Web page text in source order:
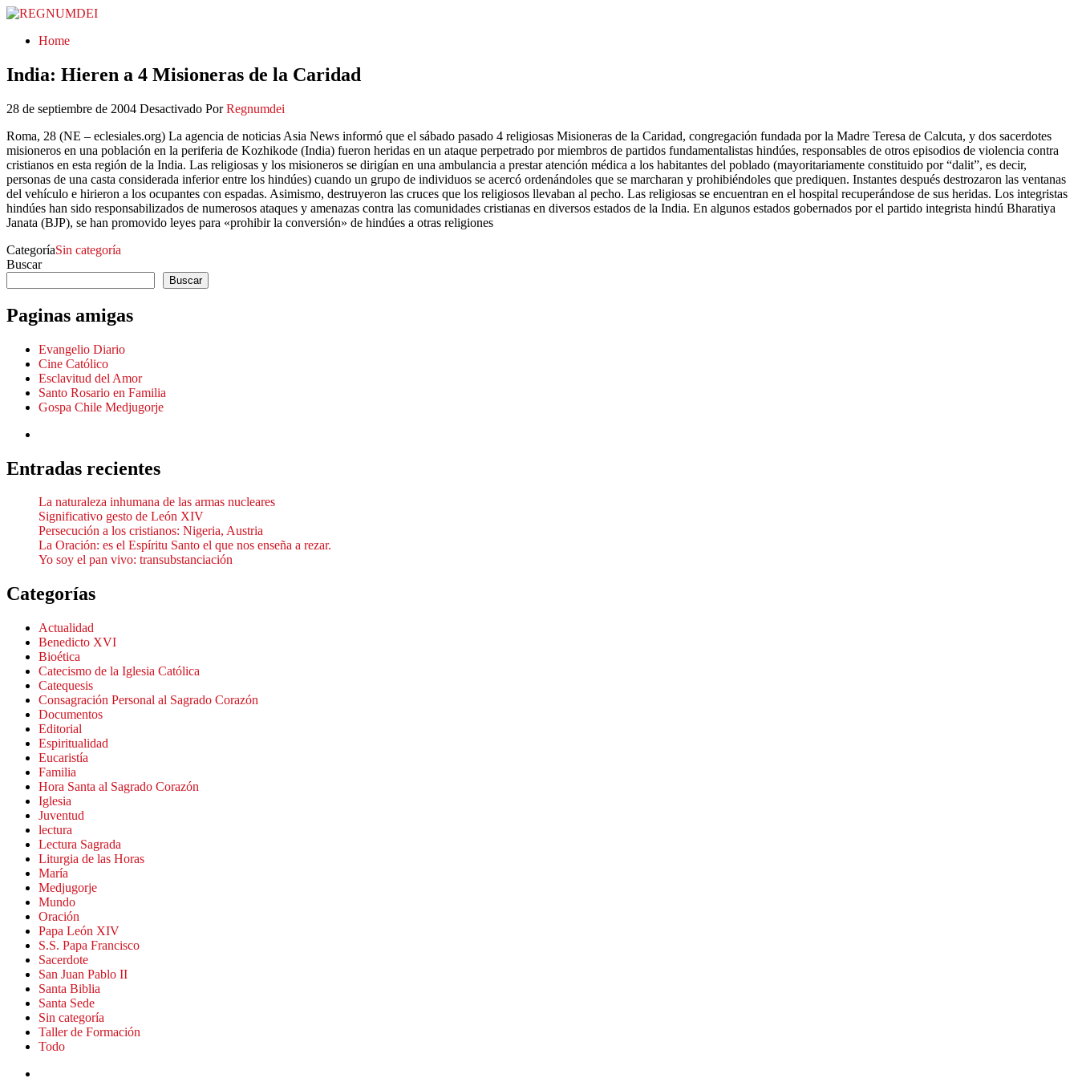
REGNUMDEI
Home
India: Hieren a 4 Misioneras de la Caridad
28 de septiembre de 2004 Desactivado Por Regnumdei
Roma, 28 (NE – eclesiales.org) La agencia de noticias Asia News informó que el sábado pasado 4 religiosas Misioneras de la Caridad, congregación fundada por la Madre Teresa de Calcuta, y dos sacerdotes
misioneros en una población en la periferia de Kozhikode (India) fueron heridas en un ataque perpetrado por miembros de partidos fundamentalistas hindúes, responsables de otros episodios de violencia contra
cristianos en esta región de la India. Las religiosas y los misioneros se dirigían en una ambulancia a prestar atención médica a los habitantes del poblado (mayoritariamente constituido por “dalit”, es decir,
personas de una casta considerada inferior entre los hindúes) cuando un grupo de individuos se acercó ordenándoles que se marcharan y prohibiéndoles que prediquen. Instantes después destrozaron las ventanas
del vehículo e hirieron a los ocupantes con espadas. Asimismo, destruyeron las cruces que los religiosos llevaban al pecho. Las religiosas se encuentran en el hospital recuperándose de sus heridas. Los integristas
hindúes han sido responsabilizados de numerosos ataques y amenazas contra las comunidades cristianas en diversos estados de la India. En algunos estados gobernados por el partido integrista hindú Bharatiya
Janata (BJP), se han promovido leyes para «prohibir la conversión» de hindúes a otras religiones
CategoríaSin categoría
Buscar
Buscar
Paginas amigas
Evangelio Diario
Cine Católico
Esclavitud del Amor
Santo Rosario en Familia
Gospa Chile Medjugorje
Entradas recientes
La naturaleza inhumana de las armas nucleares
Significativo gesto de León XIV
Persecución a los cristianos: Nigeria, Austria
La Oración: es el Espíritu Santo el que nos enseña a rezar.
Yo soy el pan vivo: transubstanciación
Categorías
Actualidad
Benedicto XVI
Bioética
Catecismo de la Iglesia Católica
Catequesis
Consagración Personal al Sagrado Corazón
Documentos
Editorial
Espiritualidad
Eucaristía
Familia
Hora Santa al Sagrado Corazón
Iglesia
Juventud
lectura
Lectura Sagrada
Liturgia de las Horas
María
Medjugorje
Mundo
Oración
Papa León XIV
S.S. Papa Francisco
Sacerdote
San Juan Pablo II
Santa Biblia
Santa Sede
Sin categoría
Taller de Formación
Todo